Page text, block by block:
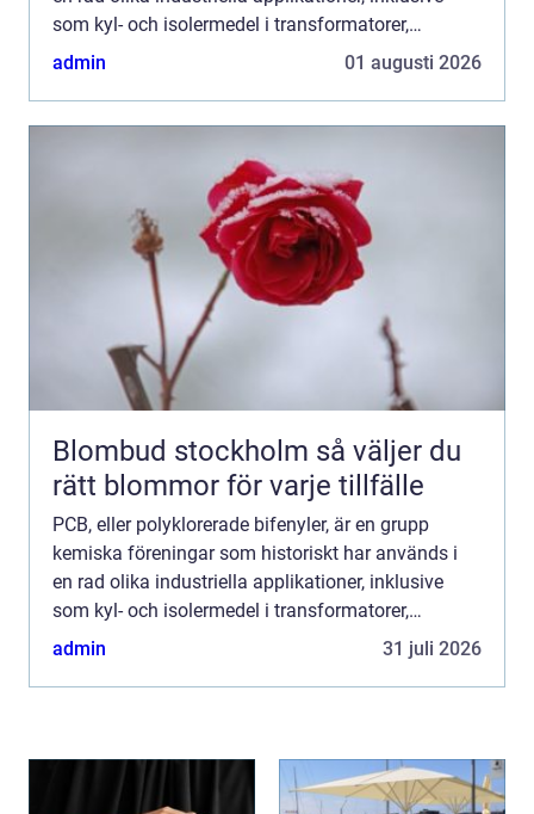
som kyl- och isolermedel i transformatorer,
kondensatorer och som tillsats i färger, fogmassor
admin 01 augusti 2026
Blombud stockholm så väljer du
rätt blommor för varje tillfälle
PCB, eller polyklorerade bifenyler, är en grupp
kemiska föreningar som historiskt har används i
en rad olika industriella applikationer, inklusive
som kyl- och isolermedel i transformatorer,
kondensatorer och som tillsats i färger, fogmassor
admin 31 juli 2026